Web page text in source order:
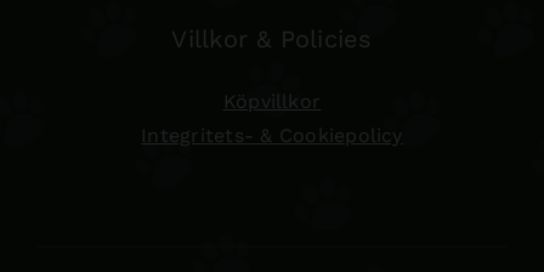
Villkor & Policies
Köpvillkor
Integritets- & Cookiepolicy